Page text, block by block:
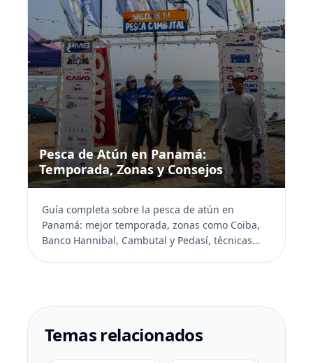
Pesca de Atún en Panamá:
Temporada, Zonas y Consejos
Guía completa sobre la pesca de atún en
Panamá: mejor temporada, zonas como Coiba,
Banco Hannibal, Cambutal y Pedasí, técnicas
Temas relacionados